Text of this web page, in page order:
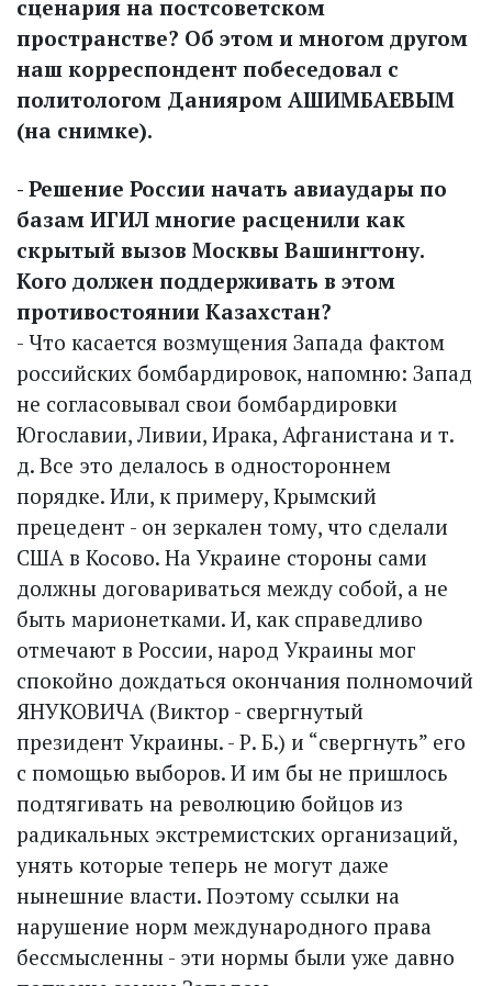
сценария на постсоветском
пространстве? Об этом и многом другом
наш корреспондент побеседовал с
политологом Данияром АШИМБАЕВЫМ
(на снимке).
- Решение России начать авиа­удары по
базам ИГИЛ многие расценили как
скрытый вызов Москвы Вашингтону.
Кого должен поддерживать в этом
противостоянии Казахстан?
- Что касается возмущения Запада фактом
российских бомбардировок, напомню: Запад
не согласовывал свои бомбардировки
Югославии, Ливии, Ирака, Афганистана и т.
д. Все это делалось в одностороннем
порядке. Или, к примеру, Крымский
прецедент - он зеркален тому, что сделали
США в Косово. На Украине стороны сами
должны договариваться между собой, а не
быть марионетками. И, как справедливо
отмечают в России, народ Украины мог
спокойно дождаться окончания полномочий
ЯНУКОВИЧА (Виктор - свергнутый
президент Украины. - Р. Б.) и “свергнуть” его
с помощью выборов. И им бы не пришлось
подтягивать на революцию бойцов из
радикальных экстремистских организаций,
унять которые теперь не могут даже
нынешние власти. Поэтому ссылки на
нарушение норм международного права
бессмысленны - эти нормы были уже давно